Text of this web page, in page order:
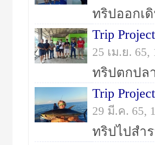
Trip
25 เม.ย.
Trip
29 มี.ค. 65,